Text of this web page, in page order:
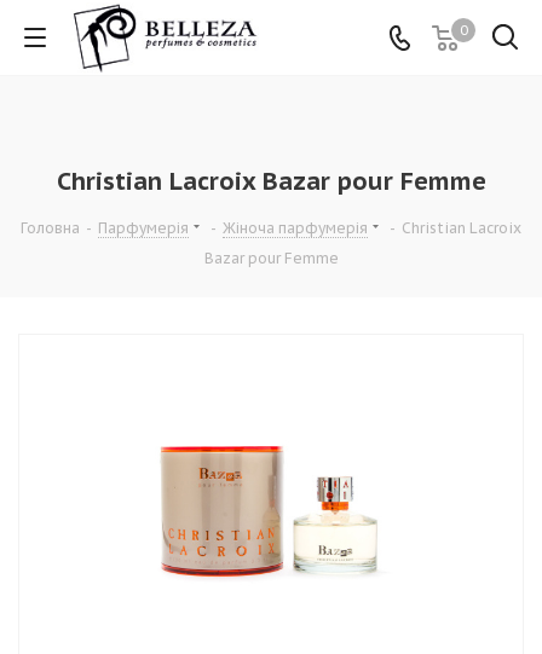
0
Christian Lacroix Bazar pour Femme
Головна - Парфумерія - Жіноча парфумерія - Christian Lacroix
Bazar pour Femme